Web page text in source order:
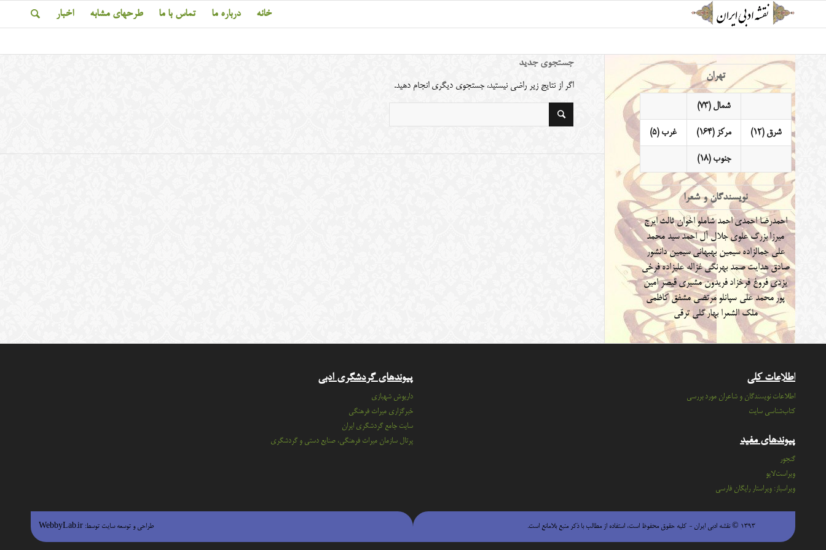
خانه درباره ما تماس با ما طرحهای مشابه اخبار
جستجوی جدید
اگر از نتایج زیر راضی نیستید، جستجوی دیگری انجام دهید.
تهران
شمال (73)
شرق (12) مرکز (164) غرب (5)
جنوب (18)
نویسندگان و شعرا
احمدرضا احمدیاحمد شاملواخوان ثالث ایرج
میرزابزرگ علوی جلال آل احمد سید محمد
علی جمالزاده سیمین بهبهانیسیمین دانشور
صادق هدایتصمد بهرنگیغزاله علیزادهفرخی
یزدیفروغ فرخزاد فریدون مشیری قیصر امین
پور محمد علی سپانلو مرتضی مشفق کاظمی
ملک الشعرا بهارگلی ترقی
اطلاعات کلی
اطلاعات نویسندگان و شاعران مورد بررسی
کتاب‌شناسی سایت
پیوندهای مفید
گنجور
ویراست‌لایو
ویراسباز: ویراستار رایگان فارسی
پیوندهای گردشگری ادبی
داریوش شهبازی
خبرگزاری میراث فرهنگی
سايت جامع گردشگري ايران
پرتال سازمان ميراث فرهنگي، صنايع دستي و گردشگري
۱۳۹۳ © نقشه ادبی ایران - كليه حقوق محفوظ است، استفاده از مطالب با ذكر منبع بلامانع است. طراحی و توسعه سایت توسط: WebbyLab.ir